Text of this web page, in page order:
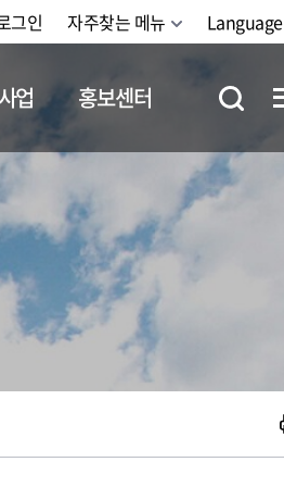
그인 자주찾는 메뉴 Language
업 홍보센터